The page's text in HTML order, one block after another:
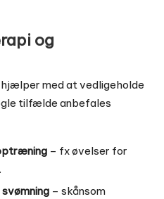
og
med at vedligeholde
tilfælde anbefales
– fx øvelser for
– skånsom